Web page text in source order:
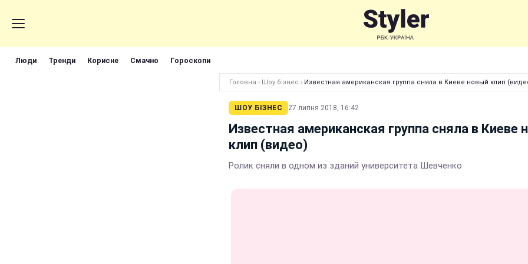
Люди Тренди Корисне Смачно Гороскопи
Головна › Шоу бізнес › Известная американская группа сняла в Киеве новый клип
ШОУ БІЗНЕС 27 липня 2018, 16:42
Известная американская группа сняла в Киеве
клип (видео)
Ролик сняли в одном из зданий университета Шевченко